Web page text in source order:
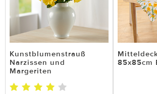
Kunstblumenstrauß
Narzissen und
Margeriten
85x85cm